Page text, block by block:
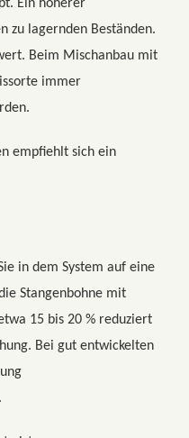
Ein höherer
zu lagernden Beständen.
Beim Mischanbau mit
immer
empfiehlt sich ein
in dem System auf eine
Stangenbohne mit
15 bis 20 % reduziert
Bei gut entwickelten